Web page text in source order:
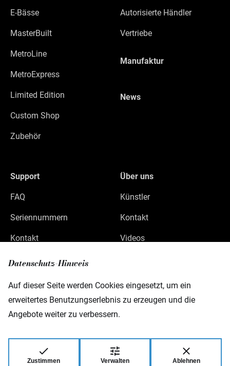
Datenschutz-Hinweis
Auf dieser Seite werden Cookies eingesetzt, um ein
erweitertes Benutzungserlebnis zu erzeugen und die
Angebote weiter zu verbessern.
Zustimmen Verwalten Ablehnen
E-Bässe
MasterBuilt
MetroLine
MetroExpress
Limited Edition
Custom Shop
Zubehör
Autorisierte Händler
Vertriebe
Manufaktur
News
Support
FAQ
Seriennummern
Kontakt
Über uns
Künstler
Kontakt
Videos
Gewerbepark 46
D-08258 Markneukirchen
© 2026 Warwick GmbH & Co Music Equipment